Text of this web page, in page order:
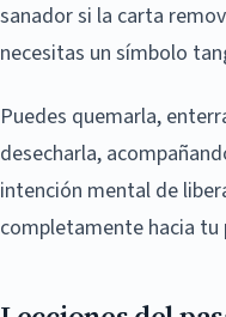
sanador si la carta
necesitas un símbolo
Puedes quemarla,
desecharla,
intención mental de
completamente hacia tu